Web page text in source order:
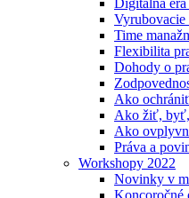
Time
Flexibilita
Dohody o
Ako
Ako žiť, byť,
Ako
Práva a
Workshopy 2022
Novinky v
Koncoročné